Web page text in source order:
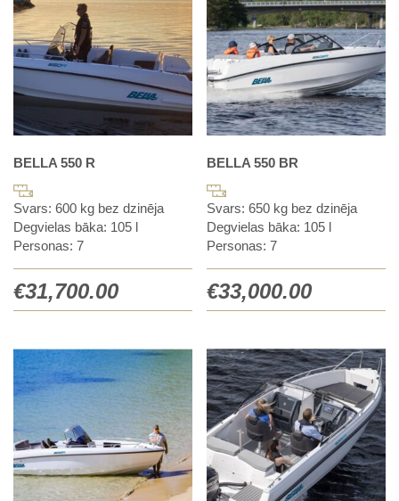
BELLA 550 R
Svars: 600 kg bez dzinēja
Degvielas bāka: 105 l
Personas: 7
€31,700.00
BELLA 550 BR
Svars: 650 kg bez dzinēja
Degvielas bāka: 105 l
Personas: 7
€33,000.00